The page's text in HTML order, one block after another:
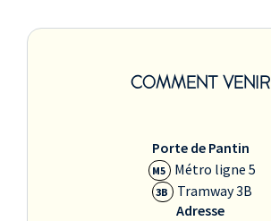
COMMENT VENIR
Porte de Pantin
M5 Métro ligne 5
3B
Tramway 3B
Adresse